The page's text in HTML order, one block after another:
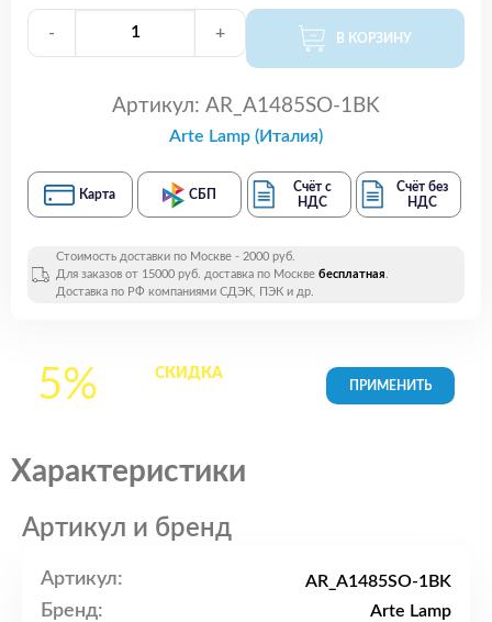
- + В КОРЗИНУ
Артикул: AR_A1485SO-1BK
Arte Lamp (Италия)
Карта СБП
Счёт с
НДС
Счёт без
НДС
Стоимость доставки по Москве - 2000 руб.
Для заказов от 15000 руб. доставка по Москве бесплатная.
Доставка по РФ компаниями СДЭК, ПЭК и др.
5% СКИДКАна все
Характеристики
Артикул и бренд
Артикул: AR_A1485SO-1BK
Бренд: Arte Lamp